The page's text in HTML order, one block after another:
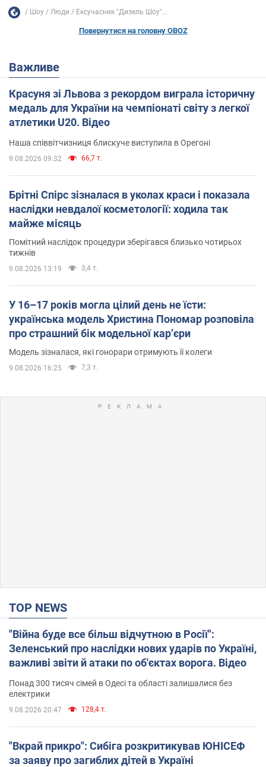
Шоу Люди Ексучасник "Дизель Шоу"...
Повернутися на головну OBOZ
Важливе
Красуня зі Львова з рекордом виграла історичну
медаль для України на чемпіонаті світу з легкої
атлетики U20. Відео
Наша співвітчизниця блискуче виступила в Орегоні
9.08.2026 09:32 66,7 т.
Брітні Спірс зізналася в уколах краси і показала
наслідки невдалої косметології: ходила так
майже місяць
Помітний наслідок процедури зберігався близько чотирьох
тижнів
9.08.2026 13:19 3,4 т.
У 16–17 років могла цілий день не їсти:
українська модель Христина Пономар розповіла
про страшний бік модельної кар’єри
Модель зізналася, які гонорари отримують її колеги
9.08.2026 16:25 7,3 т.
TOP NEWS
"Війна буде все більш відчутною в Росії":
Зеленський про наслідки нових ударів по Україні,
важливі звіти й атаки по об'єктах ворога. Відео
Понад 300 тисяч сімей в Одесі та області залишалися без
електрики
9.08.2026 20:47 128,4 т.
"Вкрай прикро": Сибіга розкритикував ЮНІСЕФ
за заяву про загиблих дітей в Україні